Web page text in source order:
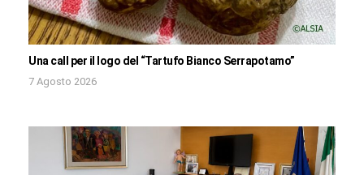
Una call per il logo del “Tartufo Bianco Serrapotamo”
7 Agosto 2026